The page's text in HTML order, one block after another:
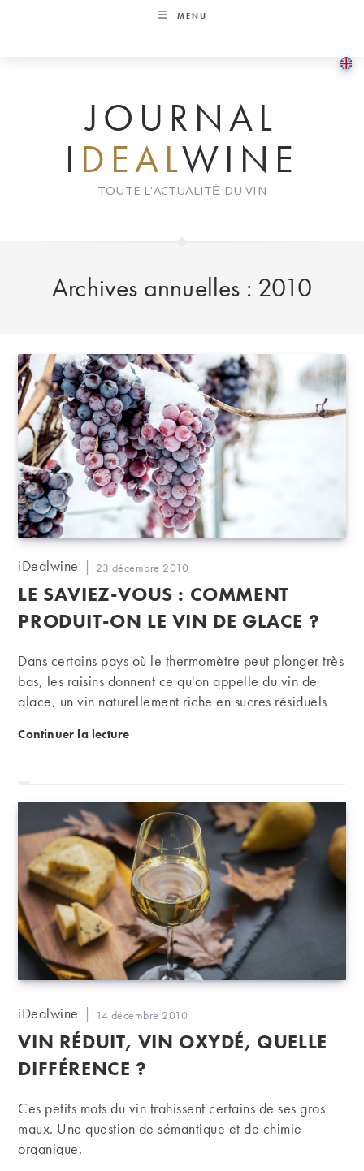
MENU
JOURNAL
I DEALWINE
TOUTE L'ACTUALITÉ DU VIN
Archives annuelles : 2010
Auteur/autrice
la
publication :
iDealwine
Publication
publiée :
23 décembre 2010
LE SAVIEZ-VOUS : COMMENT
PRODUIT-ON LE VIN DE GLACE ?
Dans certains pays où le thermomètre peut plonger très
bas, les raisins donnent ce qu'on appelle du vin de
glace, un vin naturellement riche en sucres résiduels
(entre début décembre et fin février).
Continuer la lectureLe saviez-vous : comment produit-on le vin de
Auteur/autrice
la
publication :
iDealwine
Publication
publiée :
14 décembre 2010
VIN RÉDUIT, VIN OXYDÉ, QUELLE
DIFFÉRENCE ?
Ces petits mots du vin trahissent certains de ses gros
maux. Une question de sémantique et de chimie
organique.